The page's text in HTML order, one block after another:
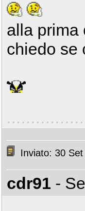
alla prima
chiedo se
Inviato: 30
cdr91 -